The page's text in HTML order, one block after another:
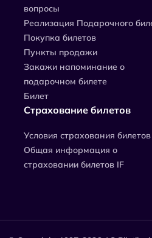
вопросы
Реализация Подарочного
Покупка билетов
Пункты продажи
Закажи напоминание о
подарочном билете
Билет
Страхование билетов
Уcловия страхования
Общая информация о
страховании билетов IF